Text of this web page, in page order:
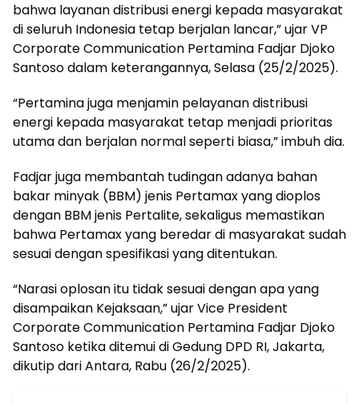
bahwa layanan distribusi energi kepada masyarakat
di seluruh Indonesia tetap berjalan lancar,” ujar VP
Corporate Communication Pertamina Fadjar Djoko
Santoso dalam keterangannya, Selasa (25/2/2025).
“Pertamina juga menjamin pelayanan distribusi
energi kepada masyarakat tetap menjadi prioritas
utama dan berjalan normal seperti biasa,” imbuh dia.
Fadjar juga membantah tudingan adanya bahan
bakar minyak (BBM) jenis Pertamax yang dioplos
dengan BBM jenis Pertalite, sekaligus memastikan
bahwa Pertamax yang beredar di masyarakat sudah
sesuai dengan spesifikasi yang ditentukan.
“Narasi oplosan itu tidak sesuai dengan apa yang
disampaikan Kejaksaan,” ujar Vice President
Corporate Communication Pertamina Fadjar Djoko
Santoso ketika ditemui di Gedung DPD RI, Jakarta,
dikutip dari Antara, Rabu (26/2/2025).